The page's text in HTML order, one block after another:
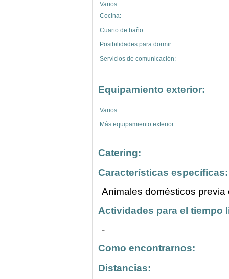
Varios:
Cocina:
Cuarto de baño:
Posibilidades para dormir:
Servicios de comunicación:
Equipamiento exterior:
Varios:
Más equipamiento exterior:
Catering:
Características específicas:
Animales domésticos previa
Actividades para el tiempo
-
Como encontrarnos:
Distancias: